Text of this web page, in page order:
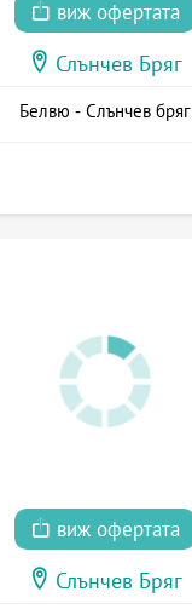
виж офертата
Слънчев Бряг
Белвю - Слънчев бряг
виж офертата
Слънчев Бряг